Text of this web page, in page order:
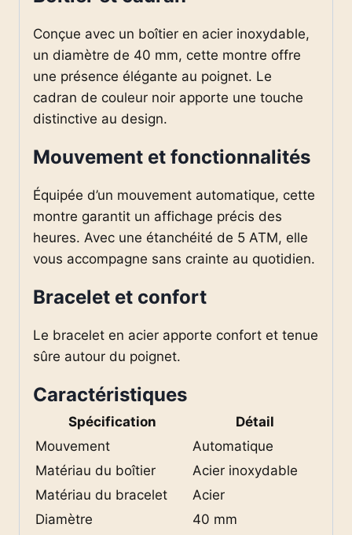
Conçue avec un boîtier en acier inoxydable,
un diamètre de 40 mm, cette montre offre
une présence élégante au poignet. Le
cadran de couleur noir apporte une touche
distinctive au design.
Mouvement et fonctionnalités
Équipée d’un mouvement automatique, cette
montre garantit un affichage précis des
heures. Avec une étanchéité de 5 ATM, elle
vous accompagne sans crainte au quotidien.
Bracelet et confort
Le bracelet en acier apporte confort et tenue
sûre autour du poignet.
Caractéristiques
Spécification
Détail
Mouvement
Automatique
Matériau du boîtier
Acier inoxydable
Matériau du bracelet
Acier
Diamètre
40 mm